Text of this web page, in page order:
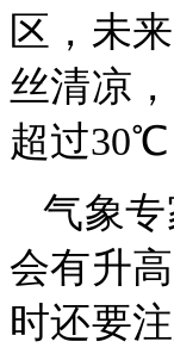
区，未
丝清凉
超过30℃
气象
会有升
时还要